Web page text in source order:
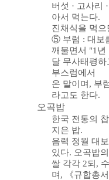
버섯 · 고사리
아서 먹는다.
진채식을 먹
⑤ 부럼 : 대보
깨물면서 "1년
달 무사태평
부스럼에서
온 말이며, 부
라고도 한다.
오곡밥
한국 전통의
지은 밥.
음력 정월 대
있다. 오곡밥
쌀 각각 2되,
며, 《규합총